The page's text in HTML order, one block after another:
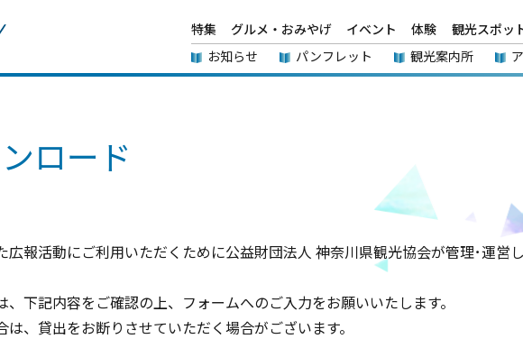
特集 グルメ・おみやげ イベント 体験 観光スポッ
お知らせ
パンフレット 観光案内所
ロード
報活動にご利用いただくために公益財団法人 神奈川県観光協会が管理･運営し
下記内容をご確認の上、フォームへのご入力をお願いいたします。
、貸出をお断りさせていただく場合がございます。